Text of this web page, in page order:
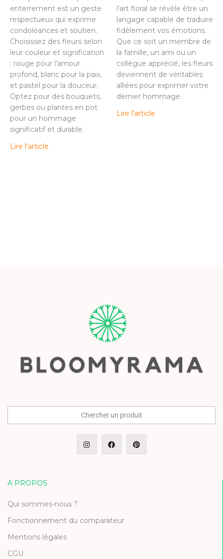
enterrement est un geste
respectueux qui exprime
condoléances et soutien.
Choisissez des fleurs selon
leur couleur et signification
: rouge pour l’amour
profond, blanc pour la paix,
et pastel pour la douceur.
Optez pour des bouquets,
gerbes ou plantes en pot
pour un hommage
significatif et durable.
Lire l'article
l’art floral se révèle être un
langage capable de traduire
fidèlement vos émotions.
Que ce soit un membre de
la famille, un ami ou un
collègue apprécié, les fleurs
deviennent de véritables
alliées pour exprimer votre
dernier hommage.
Lire l'article
Chercher un produit
A PROPOS
Qui sommes-nous ?
Fonctionnement du comparateur
Mentions légales
CGU